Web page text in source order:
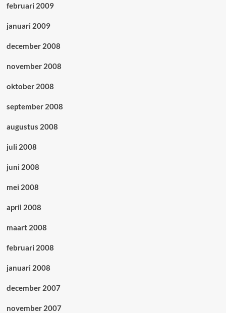
februari 2009
januari 2009
december 2008
november 2008
oktober 2008
september 2008
augustus 2008
juli 2008
juni 2008
mei 2008
april 2008
maart 2008
februari 2008
januari 2008
december 2007
november 2007